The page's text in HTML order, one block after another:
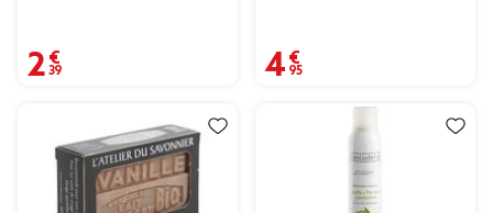
2,39 € 4,95 €